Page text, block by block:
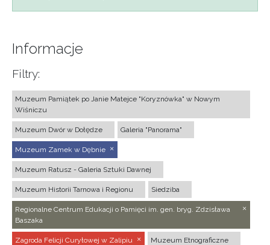
Informacje
Filtry:
Muzeum Pamiątek po Janie Matejce "Koryznówka" w Nowym
Wiśniczu
Muzeum Dwór w Dołędze Galeria "Panorama"
Muzeum Zamek w Dębnie
Muzeum Ratusz - Galeria Sztuki Dawnej
Muzeum Historii Tarnowa i Regionu Siedziba
Regionalne Centrum Edukacji o Pamięci im. gen. bryg. Zdzisława
Baszaka
Zagroda Felicji Curyłowej w Zalipiu Muzeum Etnograficzne